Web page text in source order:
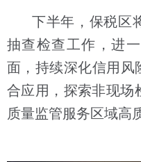
下半年，保税区
抽查检查工作，进
面，持续深化信用风
合应用，探索非现场
质量监管服务区域高